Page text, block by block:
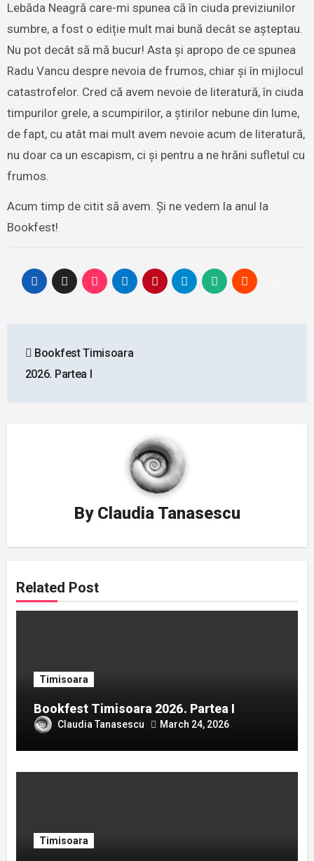
Lebăda Neagră care-mi spunea că în ciuda previziunilor
sumbre, a fost o ediție mult mai bună decât se așteptau.
Nu pot decât să mă bucur! Asta și apropo de ce spunea
Radu Vancu despre nevoia de frumos, chiar și în mijlocul
catastrofelor. Cred că avem nevoie de literatură, în ciuda
timpurilor grele, a scumpirilor, a știrilor nebune din lume,
de fapt, cu atât mai mult avem nevoie acum de literatură,
nu doar ca un escapism, ci și pentru a ne hrăni sufletul cu
frumos.
Acum timp de citit să avem. Și ne vedem la anul la
Bookfest!
navigation
Bookfest Timisoara
2026. Partea I
By Claudia Tanasescu
Related Post
Timisoara
Bookfest Timisoara 2026. Partea I
Claudia Tanasescu March 24, 2026
Timisoara